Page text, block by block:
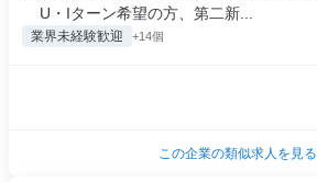
U・Iターン希望の方、第二新...
業界未経験歓迎 +14個
この企業の類似求人を見る